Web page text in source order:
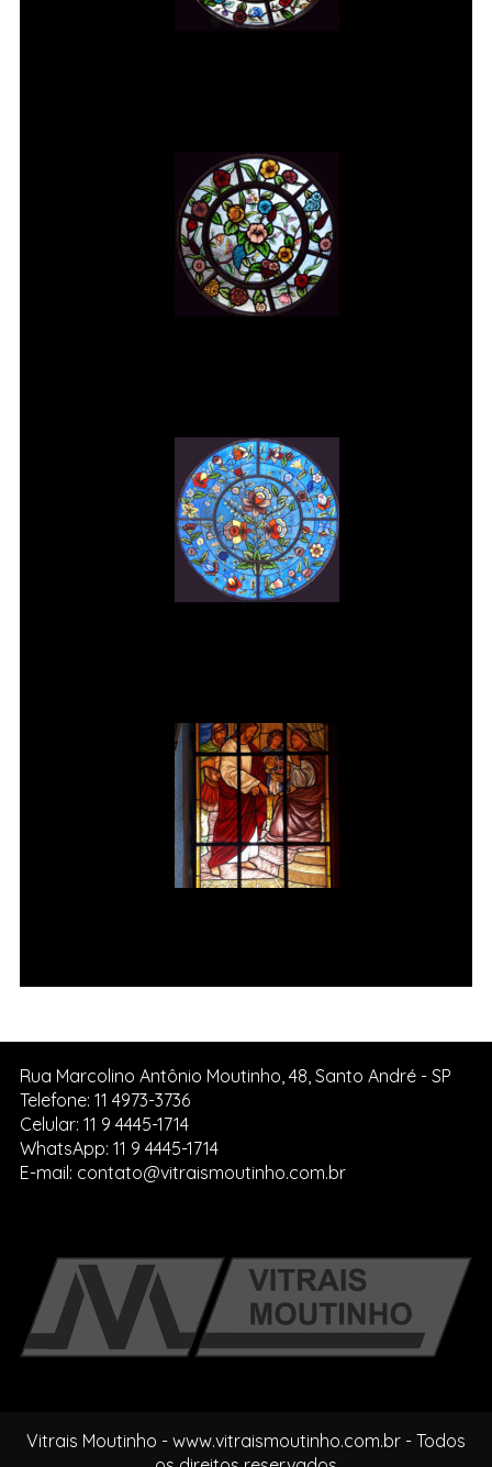
Rua Marcolino Antônio Moutinho, 48, Santo André - SP
Telefone: 11 4973-3736
Celular: 11 9 4445-1714
WhatsApp: 11 9 4445-1714
E-mail: contato@vitraismoutinho.com.br
Vitrais Moutinho - www.vitraismoutinho.com.br - Todos